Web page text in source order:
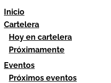
Inicio
Cartelera
Hoy en cartelera
Próximamente
Eventos
Próximos eventos